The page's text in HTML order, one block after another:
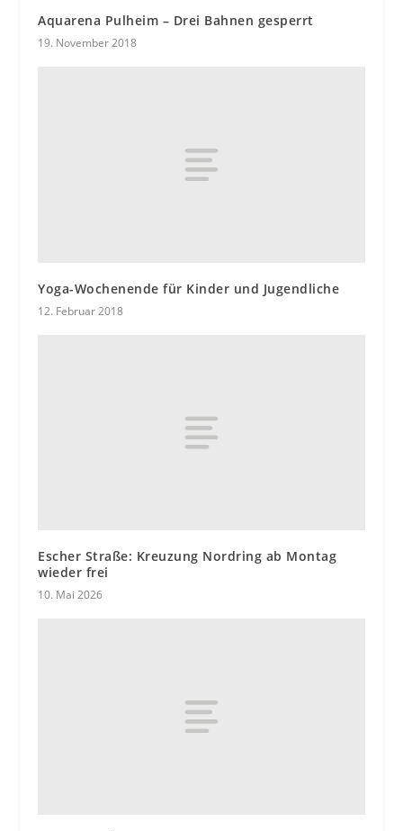
Aquarena Pulheim – Drei Bahnen gesperrt
19. November 2018
Yoga-Wochenende für Kinder und Jugendliche
12. Februar 2018
Escher Straße: Kreuzung Nordring ab Montag
wieder frei
10. Mai 2026